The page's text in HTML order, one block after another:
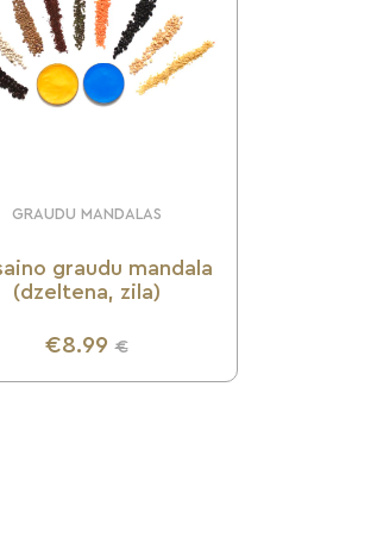
GRAUDU MANDALAS
graudu mandala
(dzeltena, zila)
€8.99 €
UZZINI VAIRĀK